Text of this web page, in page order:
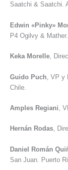
Saatchi & Saatchi.
Edwin «Pinky»
P4 Ogilvy &
Keka Morelle,
Guido Puch , VP
Chile.
Amples Regiani ,
Hernán Rodas,
Daniel Román
San Juan. Puerto